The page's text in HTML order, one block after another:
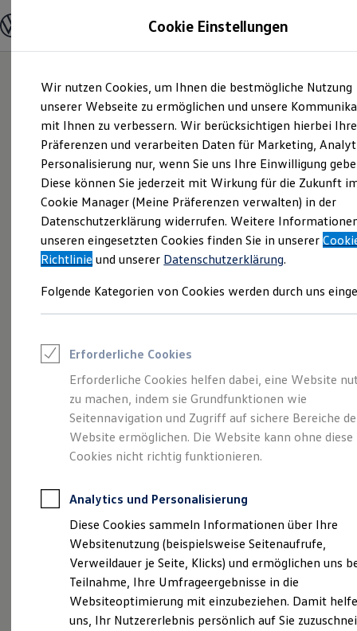
Hauptinhalt
springen
Footer
springen
Modelle und Konfigurator
Modelle vergleichen
Elektroautos
ENERGY Sondermodelle
Nutzfahrzeuge
SUV und CUV
Familienautos
Kombis
Kompaktwagen
Sportwagen
Schnell verfügbare Fahrzeuge
Angebote und Produkte
Aktuelle Angebote
E-Auto-Förderung
Volkswagen Marktplatz
Junge Gebrauchtwagen und Gebrauchtwagen
Saisonangebote
Leasing
Leasing-Angebote
Gebrauchtwagen Leasing
Junge Gebrauchtwagen-Leasing
Elektroauto Leasing
Kleinwagen-Leasing
Leasing ohne Anzahlung
Autokredit mit Schlussrate
Versicherungen und Garantien
Kfz-Versicherung
Restschuldversicherungen
Garantien
Wartungsverträge
Geschäftskunden
Professional Class bei Volkswagen
Großkunden
Behörden
Ihr Begleiter für Alltag
und Freizeit. Der T-
Cross.
Cookie Einstellungen
Wir nutzen Cookies, um Ihnen die bestmögliche Nutzung
unserer Webseite zu ermöglichen und unsere
mit Ihnen zu verbessern. Wir berücksichtigen hierbei Ihre
Präferenzen und verarbeiten Daten für Marketing,
Personalisierung nur, wenn Sie uns Ihre Einwilligung
Diese können Sie jederzeit mit Wirkung für die Zukunft
Cookie Manager (Meine Präferenzen verwalten) in der
Datenschutzerklärung widerrufen. Weitere
unseren eingesetzten Cookies finden Sie in unserer
Richtlinie und unserer Datenschutzerklärung.
Folgende Kategorien von Cookies werden durch uns
Erforderliche Cookies
Erforderliche Cookies helfen dabei, eine Website
zu machen, indem sie Grundfunktionen wie
Seitennavigation und Zugriff auf sichere Bereiche
Website ermöglichen. Die Website kann ohne diese
Cookies nicht richtig funktionieren.
Analytics und Personalisierung
Diese Cookies sammeln Informationen über Ihre
Websitenutzung (beispielsweise Seitenaufrufe,
Verweildauer je Seite, Klicks) und ermöglichen uns
Teilnahme, Ihre Umfrageergebnisse in die
Websiteoptimierung mit einzubeziehen. Damit
uns, Ihr Nutzererlebnis persönlich auf Sie